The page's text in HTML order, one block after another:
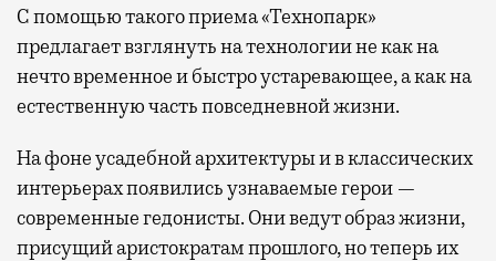
С помощью такого приема «Технопарк»
предлагает взглянуть на технологии не как на
нечто временное и быстро устаревающее, а как на
естественную часть повседневной жизни.
На фоне усадебной архитектуры и в классических
интерьерах появились узнаваемые герои —
современные гедонисты. Они ведут образ жизни,
присущий аристократам прошлого, но теперь их